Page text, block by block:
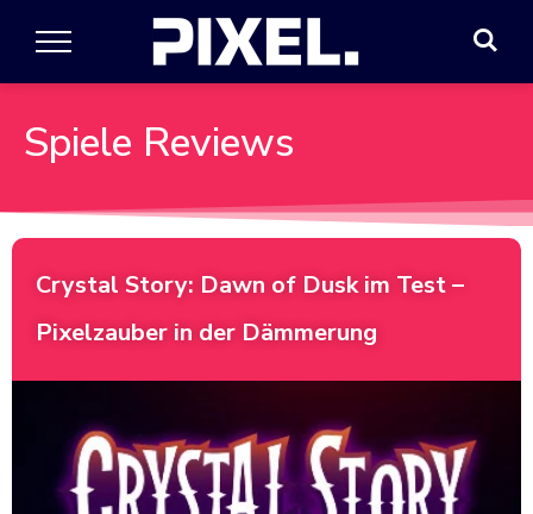
Spiele Reviews
Crystal Story: Dawn of Dusk im Test –
Pixelzauber in der Dämmerung